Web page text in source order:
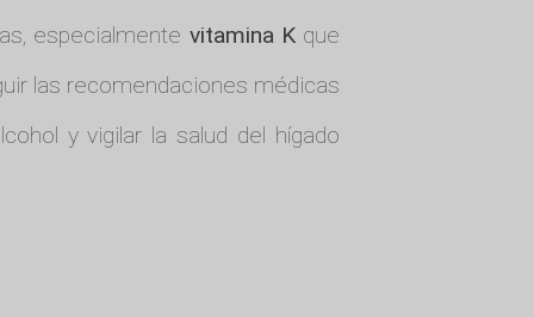
especialmente vitamina Kque
las recomendaciones médicas
y vigilar la salud del hígado